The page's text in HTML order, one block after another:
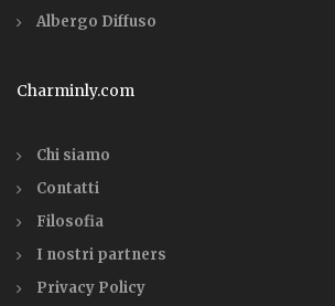
Albergo Diffuso
Charminly.com
Chi siamo
Contatti
Filosofia
I nostri partners
Privacy Policy